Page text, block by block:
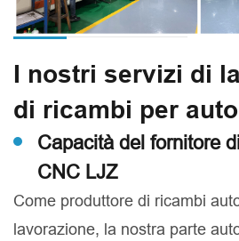
I nostri servizi di
di ricambi per auto
Capacità del fornitore
CNC LJZ
Come produttore di ricambi
lavorazione, la nostra parte